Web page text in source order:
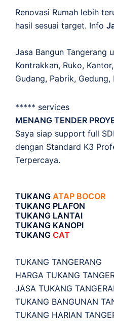
Renovasi Rumah lebih
hasil sesuai target. Info
Jasa Bangun Tangerang
Kontrakkan, Ruko,
Gudang, Pabrik,
***** services
MENANG TENDER
Saya siap support full
dengan Standard K3
Terpercaya.
TUKANG ATAP BOCOR
TUKANG PLAFON
TUKANG LANTAI
TUKANG KANOPI
TUKANG CAT
TUKANG TANGERANG
HARGA TUKANG
JASA TUKANG
TUKANG BANGUNAN
TUKANG HARIAN